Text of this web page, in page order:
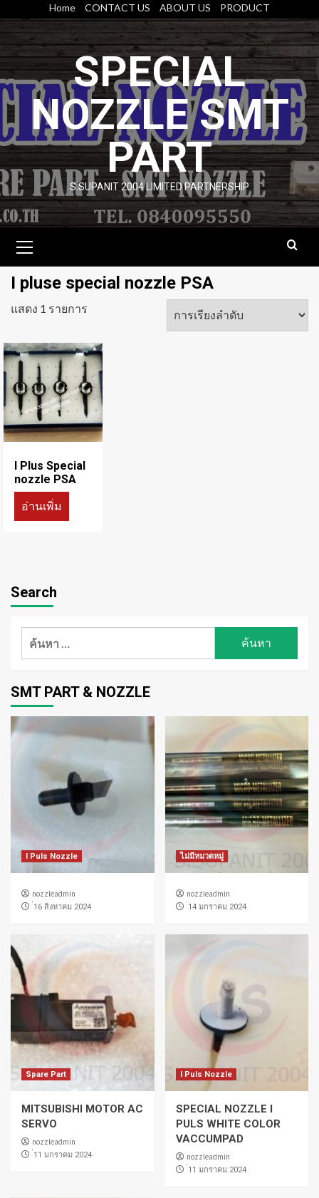
content
Home CONTACT US ABOUT US PRODUCT
SPECIAL
NOZZLE SMT
PART
S.SUPANIT 2004 LIMITED PARTNERSHIP
Menu
I pluse special nozzle PSA
แสดง 1 รายการ
I Plus Special
nozzle PSA
อ่านเพิ่ม
Search
ค้นหา
SMT PART & NOZZLE
I Puls Nozzle
nozzleadmin
่16 สิงหาคม 2024
ไม่มีหมวดหมู่
nozzleadmin
่14 มกราคม 2024
Spare Part
MITSUBISHI MOTOR AC
SERVO
nozzleadmin
่11 มกราคม 2024
I Puls Nozzle
SPECIAL NOZZLE I
PULS WHITE COLOR
VACCUMPAD
nozzleadmin
่11 มกราคม 2024